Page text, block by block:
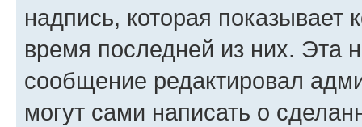
надпись, которая показывает
время последней из них. Эта
сообщение редактировал
могут сами написать о